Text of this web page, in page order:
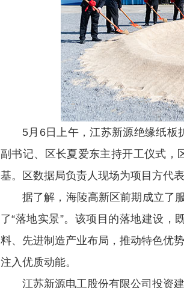
5月6日上午，江苏新源绝缘纸板
副书记、区长夏爱东主持开工仪式，
基。区数据局负责人现场为项目方代表
据了解，海陵高新区前期成立了
了“落地实景”。该项目的落地建设
料、先进制造产业布局，推动特色优
注入优质动能。
江苏新源电工股份有限公司投资